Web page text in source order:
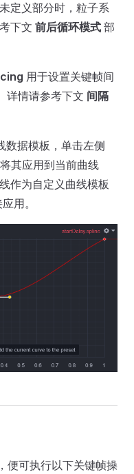
定义部分时，粒子系
下文 前后循环模式 部
用于设置关键帧间
详情请参考下文 间隔
数据模板，单击左侧
其应用到当前曲线
作为自定义曲线模板
用。
便可执行以下关键帧操